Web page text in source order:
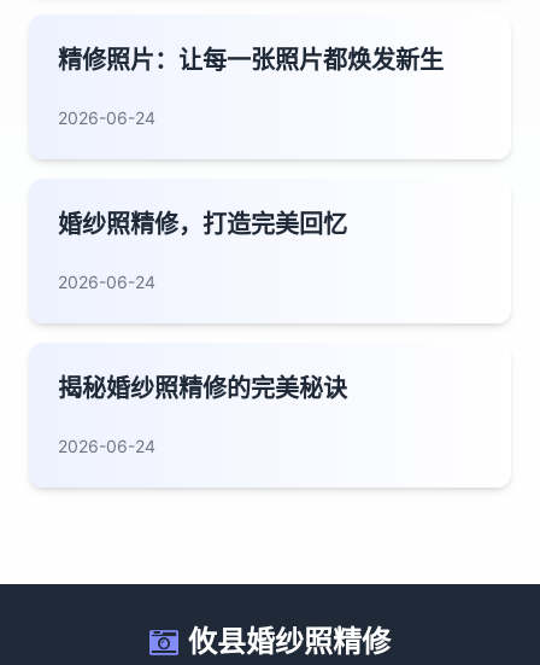
精修照片：让每一张照片都焕发新生
2026-06-24
婚纱照精修，打造完美回忆
2026-06-24
揭秘婚纱照精修的完美秘诀
2026-06-24
攸县婚纱照精修